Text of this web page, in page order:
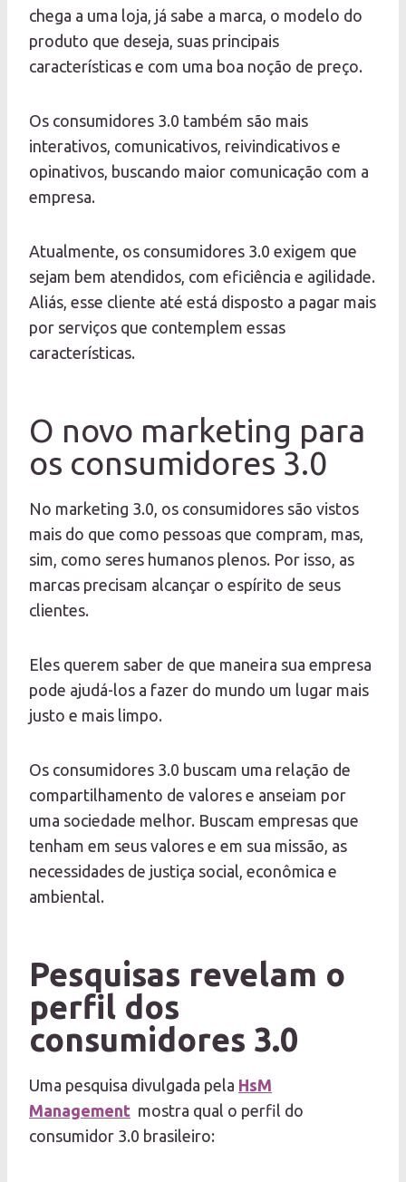
chega a uma loja, já sabe a marca, o modelo do
produto que deseja, suas principais
características e com uma boa noção de preço.
Os consumidores 3.0 também são mais
interativos, comunicativos, reivindicativos e
opinativos, buscando maior comunicação com a
empresa.
Atualmente, os consumidores 3.0 exigem que
sejam bem atendidos, com eficiência e agilidade.
Aliás, esse cliente até está disposto a pagar mais
por serviços que contemplem essas
características.
O novo marketing para
os consumidores 3.0
No marketing 3.0, os consumidores são vistos
mais do que como pessoas que compram, mas,
sim, como seres humanos plenos. Por isso, as
marcas precisam alcançar o espírito de seus
clientes.
Eles querem saber de que maneira sua empresa
pode ajudá-los a fazer do mundo um lugar mais
justo e mais limpo.
Os consumidores 3.0 buscam uma relação de
compartilhamento de valores e anseiam por
uma sociedade melhor. Buscam empresas que
tenham em seus valores e em sua missão, as
necessidades de justiça social, econômica e
ambiental.
Pesquisas revelam o
perfil dos
consumidores 3.0
Uma pesquisa divulgada pela HsM
Management mostra qual o perfil do
consumidor 3.0 brasileiro: